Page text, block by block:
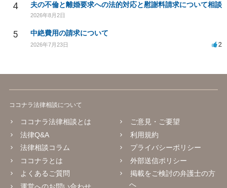
4 夫の不倫と離婚要求への法的対応と慰謝料請求について相談
2026年8月2日
5 中絶費用の請求について
2026年7月23日 2
ココナラ法律相談について
ココナラ法律相談とは
法律Q&A
法律相談コラム
ココナラとは
よくあるご質問
運営へのお問い合わせ
ご意見・ご要望
利用規約
プライバシーポリシー
外部送信ポリシー
掲載をご検討の弁護士の方
へ